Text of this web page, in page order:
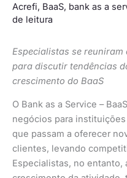
Acrefi, BaaS, bank as a
de leitura
Especialistas se reuniram
para discutir tendências
crescimento do BaaS
O Bank as a Service –
negócios para
que passam a oferecer
clientes, levando
Especialistas, no entanto,